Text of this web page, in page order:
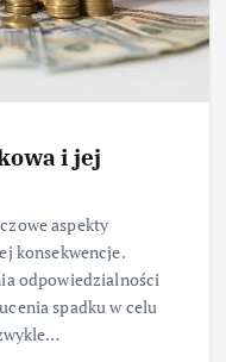
i jej
aspekty
konsekwencje.
odpowiedzialności
spadku w celu